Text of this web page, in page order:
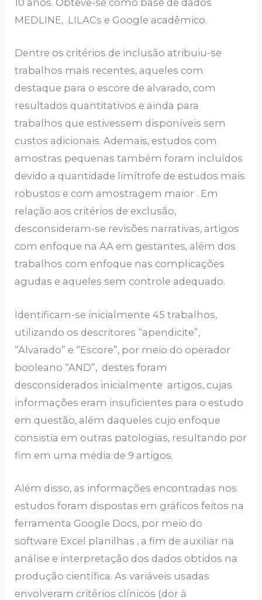
10 anos. Obteve-se como base de dados
MEDLINE, LILACs e Google acadêmico.
Dentre os critérios de inclusão atribuiu-se
trabalhos mais recentes, aqueles com
destaque para o escore de alvarado, com
resultados quantitativos e ainda para
trabalhos que estivessem disponíveis sem
custos adicionais. Ademais, estudos com
amostras pequenas também foram incluídos
devido a quantidade limítrofe de estudos mais
robustos e com amostragem maior . Em
relação aos critérios de exclusão,
desconsideram-se revisões narrativas, artigos
com enfoque na AA em gestantes, além dos
trabalhos com enfoque nas complicações
agudas e aqueles sem controle adequado.
Identificam-se inicialmente 45 trabalhos,
utilizando os descritores “apendicite”,
“Alvarado” e “Escore”, por meio do operador
booleano “AND”, destes foram
desconsiderados inicialmente artigos, cujas
informações eram insuficientes para o estudo
em questão, além daqueles cujo enfoque
consistia em outras patologias, resultando por
fim em uma média de 9 artigos.
Além disso, as informações encontradas nos
estudos foram dispostas em gráficos feitos na
ferramenta Google Docs, por meio do
software Excel planilhas , a fim de auxiliar na
análise e interpretação dos dados obtidos na
produção científica. As variáveis usadas
envolveram critérios clínicos (dor à